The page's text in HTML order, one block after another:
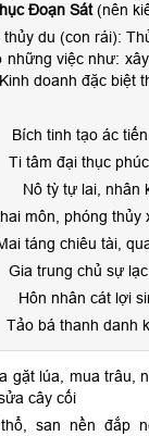
Đoạn Sát(nên
thủy du (con rái):
những việc như:
doanh đặc biệt
Bích tinh tạo ác
Ti tâm đại thục
Nô tỳ tự lai, nhân
môn, phóng thủy
táng chiêu tài,
Gia trung chủ sự
Hôn nhân cát lợi
Tảo bá thanh danh
gặt lúa, mua trâu,
cây cối
san nền đắp